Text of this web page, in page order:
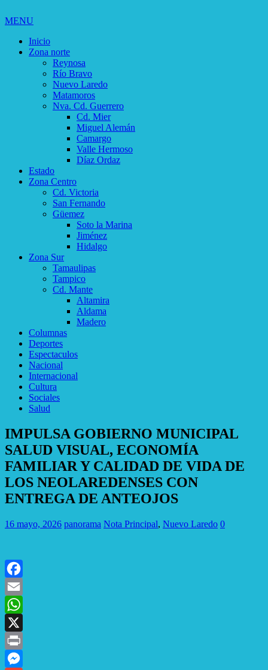
MENU
Inicio
Zona norte
Reynosa
Río Bravo
Nuevo Laredo
Matamoros
Nva. Cd. Guerrero
Cd. Mier
Miguel Alemán
Camargo
Valle Hermoso
Díaz Ordaz
Estado
Zona Centro
Cd. Victoria
San Fernando
Güemez
Soto la Marina
Jiménez
Hidalgo
Zona Sur
Tamaulipas
Tampico
Cd. Mante
Altamira
Aldama
Madero
Columnas
Deportes
Espectaculos
Nacional
Internacional
Cultura
Sociales
Salud
IMPULSA GOBIERNO MUNICIPAL
SALUD VISUAL, ECONOMÍA
FAMILIAR Y CALIDAD DE VIDA DE
LOS NEOLAREDENSES CON
ENTREGA DE ANTEOJOS
16 mayo, 2026 panorama Nota Principal, Nuevo Laredo 0
Facebook
Email
WhatsApp
X
Print